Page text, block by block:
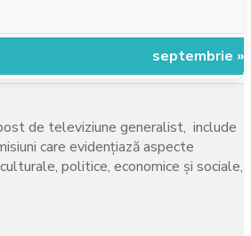
septembrie »
de televiziune generalist, include
care evidenţiază aspecte
politice, economice şi sociale,